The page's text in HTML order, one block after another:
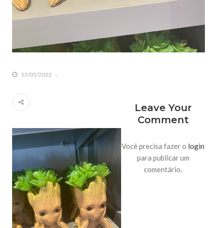
13/05/2022
Leave Your
Comment
Você precisa fazer o login
para publicar um
comentário.